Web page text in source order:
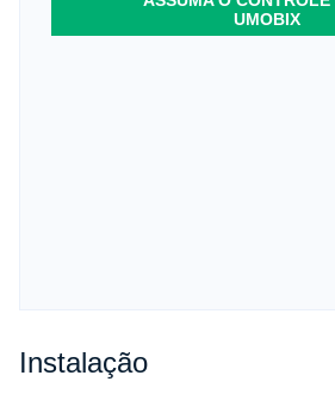
UMOBIX
Instalação